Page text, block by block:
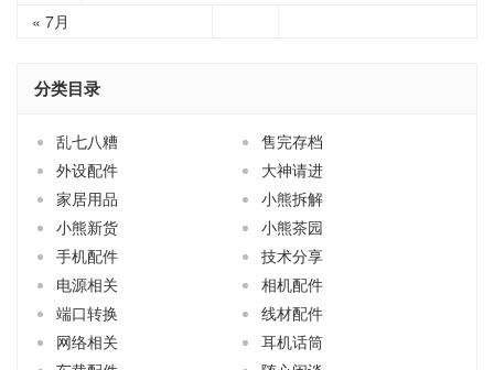
« 7月
分类目录
乱七八糟
售完存档
外设配件
大神请进
家居用品
小熊拆解
小熊新货
小熊茶园
手机配件
技术分享
电源相关
相机配件
端口转换
线材配件
网络相关
耳机话筒